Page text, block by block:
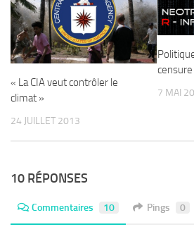
« La CIA veut contrôler le
climat »
24 JUILLET 2013
7 MAI
10 RÉPONSES
Commentaires 10 Pings 0